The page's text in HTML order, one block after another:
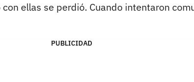
ellas se perdió. Cuando intentaron
PUBLICIDAD